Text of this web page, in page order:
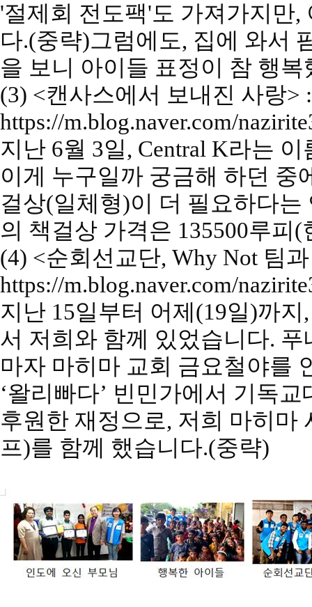
'절제회 전도팩'도 가져가지만,
다.(중략)그럼에도, 집에 와서
을 보니 아이들 표정이 참 행복
(3) <캔사스에서 보내진 사랑> :
https://m.blog.naver.com/
지난 6월 3일, Central K라는
이게 누구일까 궁금해 하던 중
걸상(일체형)이 더 필요하다
의 책걸상 가격은 135500루피 (
(4) <순회선교단, Why Not 팀
https://m.blog.naver.com/
지난 15일부터 어제 (19일)까지
서 저희와 함께 있었습니다. 푸
마자 마히마 교회 금요철야를
‘왈리빠다’ 빈민가에서 기독
후원한 재정으로, 저희 마히마
프)를 함께 했습니다.(중략)